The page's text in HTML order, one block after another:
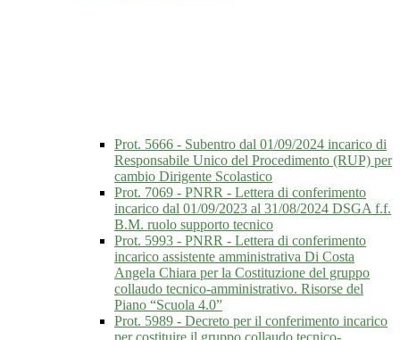
Prot. 5666 - Subentro dal 01/09/2024 incarico di
Responsabile Unico del Procedimento (RUP) per
cambio Dirigente Scolastico
Prot. 7069 - PNRR - Lettera di conferimento
incarico dal 01/09/2023 al 31/08/2024 DSGA f.f.
B.M. ruolo supporto tecnico
Prot. 5993 - PNRR - Lettera di conferimento
incarico assistente amministrativa Di Costa
Angela Chiara per la Costituzione del gruppo
collaudo tecnico-amministrativo. Risorse del
Piano “Scuola 4.0”
Prot. 5989 - Decreto per il conferimento incarico